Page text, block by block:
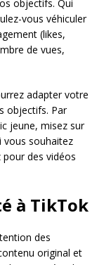
objectifs. Qui
vous véhiculer
(likes,
de vues,
adapter votre
objectifs. Par
jeune, misez sur
vous souhaitez
des vidéos
à TikTok
des
original et